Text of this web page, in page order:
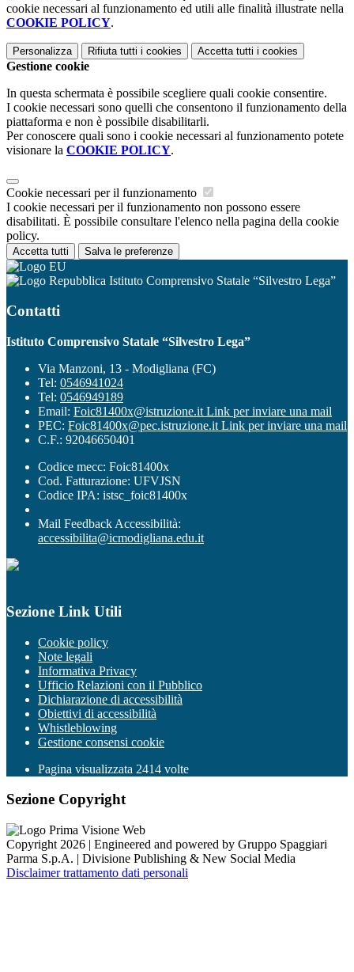
cookie necessari al funzionamento ed utili alle finalità illustrate nella
COOKIE POLICY.
Personalizza Rifiuta tutti i cookies Accetta tutti i cookies
Gestione cookie
In questa schermata è possibile scegliere quali cookie consentire.
I cookie necessari sono quelli che consentono il funzionamento della
piattaforma e non è possibile disabilitarli.
Per conoscere quali sono i cookie necessari al funzionamento potete
visionare la COOKIE POLICY.
Cookie necessari per il funzionamento
I cookie necessari per il funzionamento non possono essere
disabilitati. È possibile consultare l'elenco nella pagina della cookie
policy.
Accetta tutti Salva le preferenze
Istituto Comprensivo Statale “Silvestro Lega”
Contatti
Istituto Comprensivo Statale “Silvestro Lega”
Via Manzoni, 13 - Modigliana (FC)
Tel: 0546941024
Tel: 0546949189
Email: Foic81400x@istruzione.it Link per inviare una mail
PEC: Foic81400x@pec.istruzione.it Link per inviare una mail
C.F.: 92046650401
Codice mecc: Foic81400x
Cod. Fatturazione: UFVJSN
Codice IPA: istsc_foic81400x
Mail Feedback Accessibilità:
accessibilita@icmodigliana.edu.it
Sezione Link Utili
Cookie policy
Note legali
Informativa Privacy
Ufficio Relazioni con il Pubblico
Dichiarazione di accessibilità
Obiettivi di accessibilità
Whistleblowing
Gestione consensi cookie
Pagina visualizzata 2414 volte
Sezione Copyright
Copyright 2026 | Engineered and powered by Gruppo Spaggiari
Parma S.p.A. | Divisione Publishing & New Social Media
Disclaimer trattamento dati personali